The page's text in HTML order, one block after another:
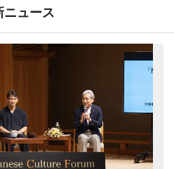
ニュース